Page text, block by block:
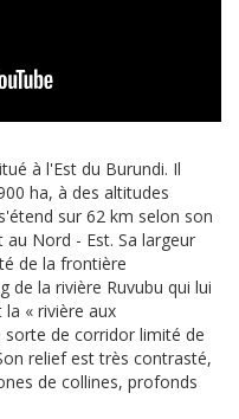
à l'Est du Burundi. Il
ha, à des altitudes
sur 62 km selon son
Nord - Est. Sa largeur
de la frontière
de la rivière Ruvubu qui lui
« rivière aux
de corridor limité de
relief est très contrasté,
de collines, profonds